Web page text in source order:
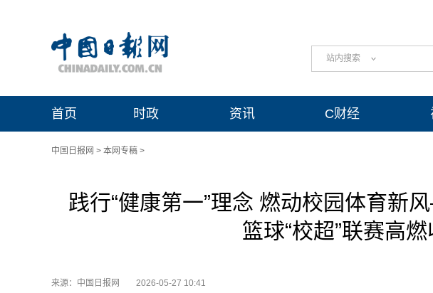
站内搜索
首页 时政 资讯 C财经
中国日报网 > 本网专稿 >
践行“健康第一”理念 燃动校园体育新
篮球“校超”联赛高燃
来源：中国日报网 2026-05-27 10:41